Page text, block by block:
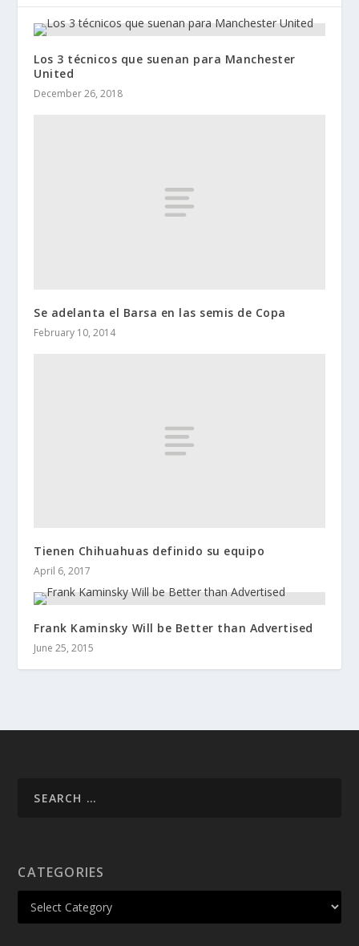
Los 3 técnicos que suenan para Manchester
United
December 26, 2018
Se adelanta el Barsa en las semis de Copa
February 10, 2014
Tienen Chihuahuas definido su equipo
April 6, 2017
Frank Kaminsky Will be Better than Advertised
June 25, 2015
CATEGORIES